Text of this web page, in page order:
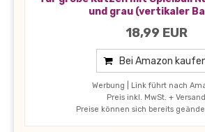
und grau (vertikaler
18,99 EUR
Bei Amazon
Werbung | Link führt nach
Preis inkl. MwSt. + Versand
Preise können sich bereits